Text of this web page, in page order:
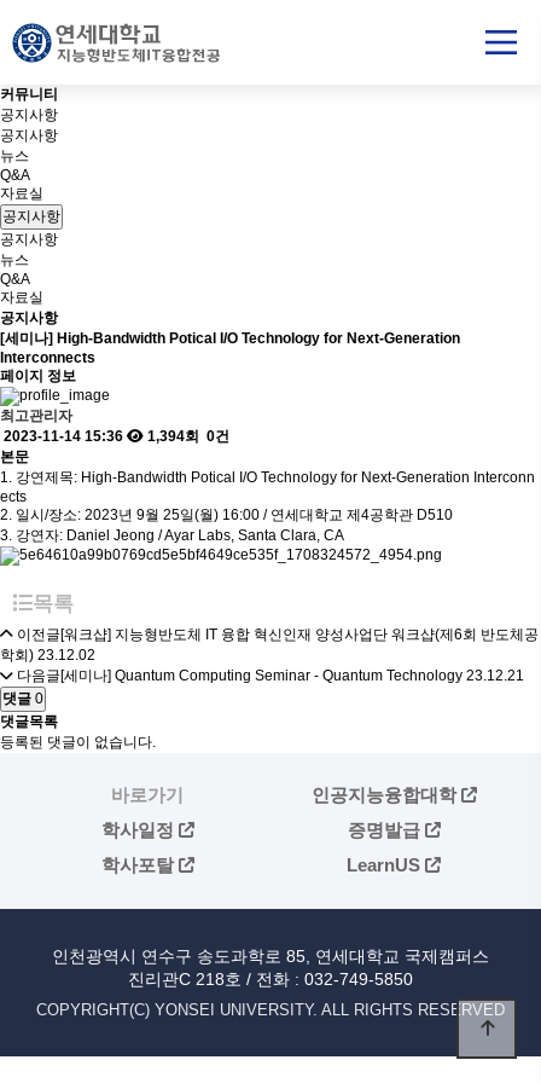
커뮤니 티
공지사항
공지사항
뉴스
Q&A
자료실
공지사항
공지사항
뉴스
Q&A
자료실
공지사항
[세미나] High-Bandwidth Potical I/O Technology for Next-Generation
Interconnects
페이지 정보
최고관리자
2023-11-14 15:36
1,394회 0건
본문
1. 강연제목: High-Bandwidth Potical I/O Technology for Next-Generation Interconn
ects
2. 일시/장소: 2023년 9월 25일(월) 16:00 / 연세대학교 제4공학관 D510
3. 강연자: Daniel Jeong / Ayar Labs, Santa Clara, CA
목록
이전글[워크샵] 지능형반도체 IT 융합 혁신인재 양성사업단 워크샵(제6회 반도체공
학회) 23.12.02
다음글[세미나] Quantum Computing Seminar - Quantum Technology 23.12.21
댓글 0
댓글목록
등록된 댓글이 없습니다.
바로가기
인공지능융합대학
학사일정
증명발급
학사포탈
LearnUS
인천광역시 연수구 송도과학로 85, 연세대학교 국제캠퍼스
진리관C 218호 / 전화 : 032-749-5850
COPYRIGHT(C) YONSEI UNIVERSITY. ALL RIGHTS RESERVED